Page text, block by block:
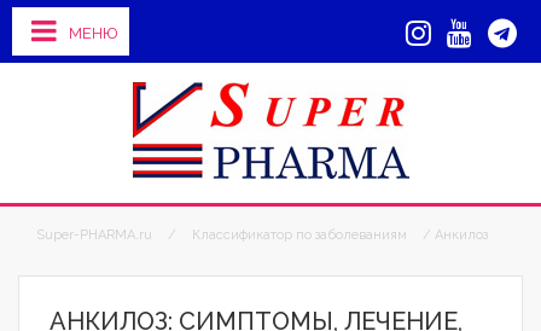
МЕНЮ
Super-PHARMA.ru / Классификатор по заболеваниям / Анкилоз
АНКИЛОЗ: СИМПТОМЫ, ЛЕЧЕНИЕ,